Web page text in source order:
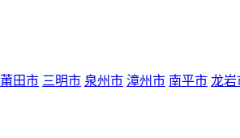
莆田市 三明市 泉州市 漳州市 南平市 龙岩